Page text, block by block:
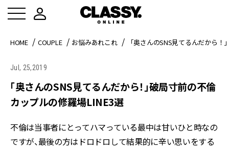
HOME COUPLE お悩みあれこれ 「奥さんのSNS見てるんだから
Jul, 25,2019
「奥さんのSNS見てるんだから！」破局寸前の不倫
カップルの修羅場LINE3選
不倫は当事者にとってハマっている最中は甘いひと時なの
ですが、最後の方はドロドロして結果的に辛い思いをする